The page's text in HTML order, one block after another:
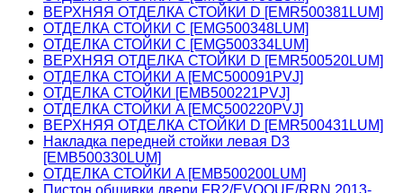
ВЕРХНЯЯ ОТДЕЛКА СТОЙКИ D [EMR500381LUM]
ОТДЕЛКА СТОЙКИ C [EMG500348LUM]
ОТДЕЛКА СТОЙКИ C [EMG500334LUM]
ВЕРХНЯЯ ОТДЕЛКА СТОЙКИ D [EMR500520LUM]
ОТДЕЛКА СТОЙКИ A [EMC500091PVJ]
ОТДЕЛКА СТОЙКИ [EMB500221PVJ]
ОТДЕЛКА СТОЙКИ A [EMC500220PVJ]
ВЕРХНЯЯ ОТДЕЛКА СТОЙКИ D [EMR500431LUM]
Накладка передней стойки левая D3
[EMB500330LUM]
ОТДЕЛКА СТОЙКИ A [EMB500200LUM]
Пистон обшивки двери FR2/EVOQUE/RRN 2013-